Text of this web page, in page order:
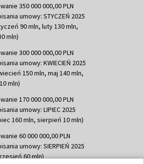
350 000 000,00 PLN
umowy: STYCZEŃ 2025
90 mln, luty 130 mln,
mln)
300 000 000,00 PLN
umowy: KWIECIEŃ 2025
150 mln, maj 140 mln,
mln)
170 000 000,00 PLN
umowy: LIPIEC 2025
160 mln, sierpień 10 mln)
60 000 000,00 PLN
umowy: SIERPIEŃ 2025
60 mln)